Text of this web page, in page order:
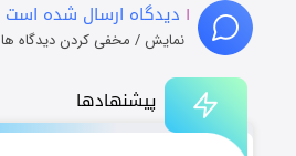
پیشنهادها
۱ دیدگاه ارسال شده است
نمایش / مخفی کردن دیدگاه ها